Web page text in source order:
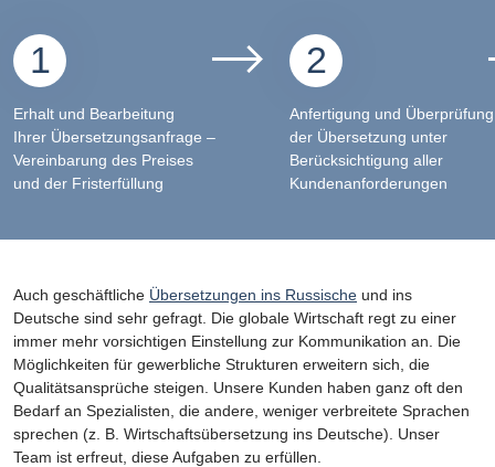
1
Erhalt und Bearbeitung
Ihrer Übersetzungsanfrage –
Vereinbarung des Preises
und der Fristerfüllung
2
Anfertigung und Überprüfung
der Übersetzung unter
Berücksichtigung aller
Kundenanforderungen
Auch geschäftliche Übersetzungen ins Russische und ins
Deutsche sind sehr gefragt. Die globale Wirtschaft regt zu einer
immer mehr vorsichtigen Einstellung zur Kommunikation an. Die
Möglichkeiten für gewerbliche Strukturen erweitern sich, die
Qualitätsansprüche steigen. Unsere Kunden haben ganz oft den
Bedarf an Spezialisten, die andere, weniger verbreitete Sprachen
sprechen (z. B. Wirtschaftsübersetzung ins Deutsche). Unser
Team ist erfreut, diese Aufgaben zu erfüllen.